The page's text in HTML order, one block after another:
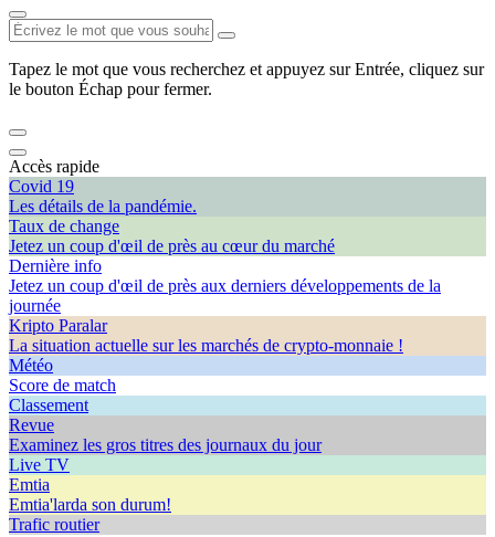
Tapez le mot que vous recherchez et appuyez sur Entrée, cliquez sur
le bouton Échap pour fermer.
Accès rapide
Covid 19
Les détails de la pandémie.
Taux de change
Jetez un coup d'œil de près au cœur du marché
Dernière info
Jetez un coup d'œil de près aux derniers développements de la
journée
Kripto Paralar
La situation actuelle sur les marchés de crypto-monnaie !
Météo
Score de match
Classement
Revue
Examinez les gros titres des journaux du jour
Live TV
Emtia
Emtia'larda son durum!
Trafic routier